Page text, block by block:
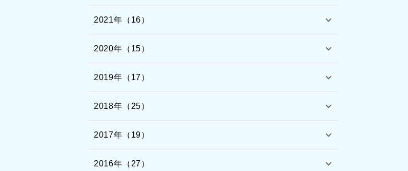
2021年（16）
2020年（15）
2019年（17）
2018年（25）
2017年（19）
2016年（27）